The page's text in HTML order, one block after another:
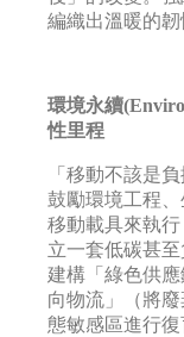
編織出溫暖的韌
環境永續
性里程
「移動不該是
鼓勵環境工程
移動載具來執
立一套低碳甚
建構「綠色供
向物流」（將
態敏感區進行復